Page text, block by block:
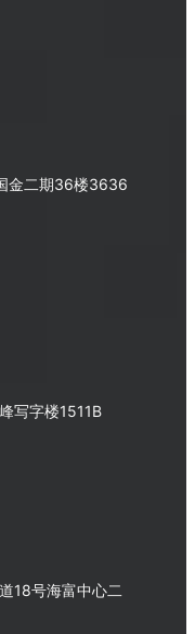
金二期36楼3636
写字楼1511B
18号海富中心二